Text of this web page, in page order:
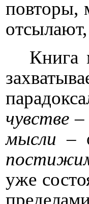
повторы,
Книга
чувстве –
мысли –
уже